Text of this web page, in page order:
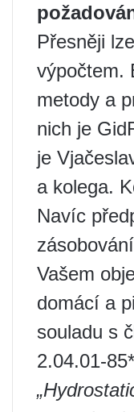
Přesněji
výpočtem.
metody a
nich je
je
a kolega.
Navíc
Vašem
domácí a
souladu s
2.04.01-